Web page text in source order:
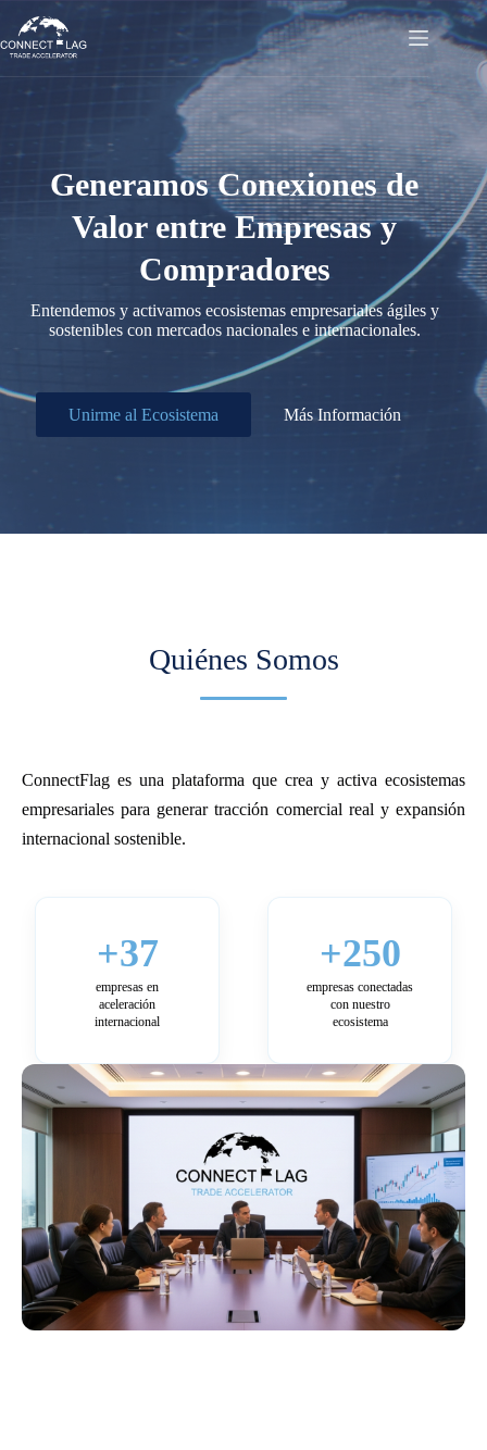
contenido
Generamos Conexiones de
Valor entre Empresas y
Compradores
Entendemos y activamos ecosistemas empresariales ágiles y
sostenibles con mercados nacionales e internacionales.
Unirme al Ecosistema Más Información
Quiénes Somos
ConnectFlag es una plataforma que crea y activa ecosistemas
empresariales para generar tracción comercial real y expansión
internacional sostenible.
+37
empresas en
aceleración
internacional
+250
empresas conectadas
con nuestro
ecosistema